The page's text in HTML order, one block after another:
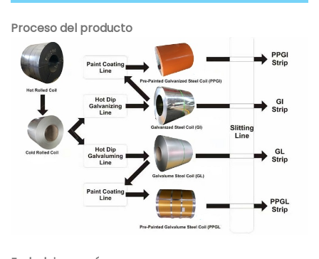
Proceso del producto